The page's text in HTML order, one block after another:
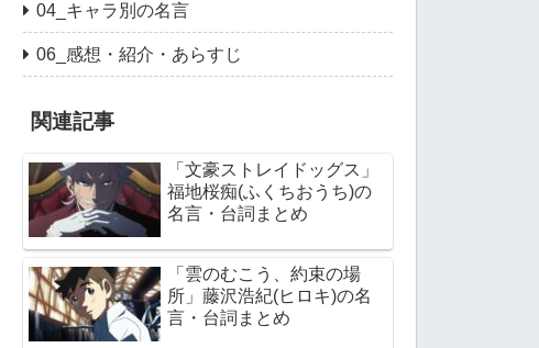
04_キャラ別の名言
06_感想・紹介・あらすじ
関連記事
「文豪ストレイドッグス」
福地桜痴(ふくちおうち)の
名言・台詞まとめ
「雲のむこう、約束の場
所」藤沢浩紀(ヒロキ)の名
言・台詞まとめ